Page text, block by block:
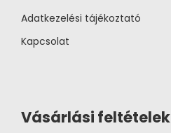
Adatkezelési tájékoztató
Kapcsolat
Vásárlási feltételek